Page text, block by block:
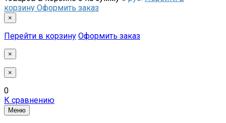
корзину Оформить заказ
×
Перейти в корзину Оформить заказ
×
×
0
К сравнению
Меню